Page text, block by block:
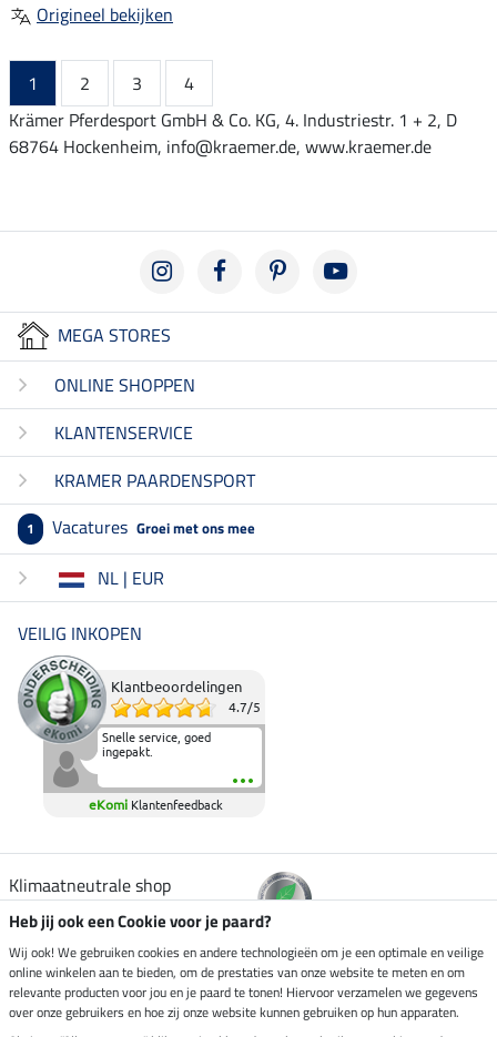
Origineel bekijken
1 2 3
4
Krämer Pferdesport GmbH & Co. KG, 4. Industriestr. 1 + 2, D
68764 Hockenheim, info@kraemer.de, www.kraemer.de
MEGA STORES
ONLINE SHOPPEN
KLANTENSERVICE
KRAMER PAARDENSPORT
1 Vacatures Groei met ons mee
NL | EUR
VEILIG INKOPEN
Klantbeoordelingen
4.7/5
Snelle service, goed
ingepakt.
eKomi Klantenfeedback
Klimaatneutrale shop
Verzending per
Heb jij ook een Cookie voor je paard?
Wij ook! We gebruiken cookies en andere technologieën om je een optimale en veilige
online winkelen aan te bieden, om de prestaties van onze website te meten en om
relevante producten voor jou en je paard te tonen! Hiervoor verzamelen we gegevens
over onze gebruikers en hoe zij onze website kunnen gebruiken op hun apparaten.